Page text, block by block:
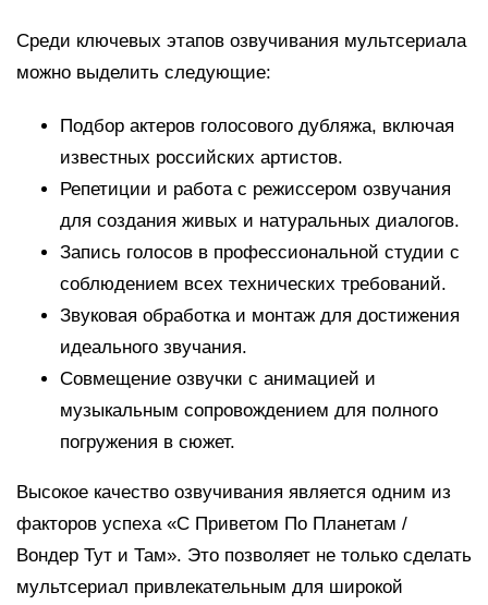
Среди ключевых этапов озвучивания мультсериала
можно выделить следующие:
Подбор актеров голосового дубляжа, включая
известных российских артистов.
Репетиции и работа с режиссером озвучания
для создания живых и натуральных диалогов.
Запись голосов в профессиональной студии с
соблюдением всех технических требований.
Звуковая обработка и монтаж для достижения
идеального звучания.
Совмещение озвучки с анимацией и
музыкальным сопровождением для полного
погружения в сюжет.
Высокое качество озвучивания является одним из
факторов успеха «С Приветом По Планетам /
Вондер Тут и Там». Это позволяет не только сделать
мультсериал привлекательным для широкой